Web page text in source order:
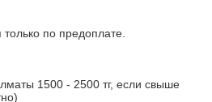
по предоплате.
1500 - 2500 тг, если свыше